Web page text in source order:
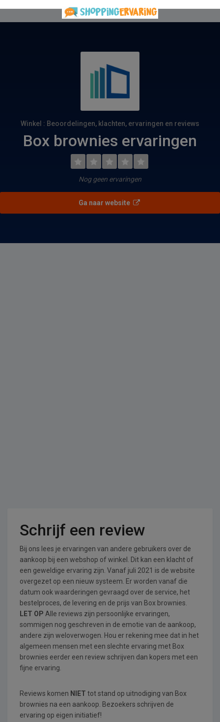
Winkel : Beoordelingen, klachten, ervaringen en reviews
Box brownies ervaringen
Nog geen ervaringen
Ga naar website
Schrijf een review
Bij ons lees je ervaringen van andere gebruikers over de
aankoop bij een webshop of winkel. Dit kan een klacht of
een geweldige ervaring zijn. Vanaf juli 2021 is de website
overgezet op een nieuw systeem. Er worden vanaf die
datum ook waarderingen gevraagd over de service, het
bestelproces, de levering en de prijs van Box brownies.
LET OP Alle reviews zijn persoonlijke ervaringen,
sommigen nog geschreven in de emotie van de aankoop,
andere zijn weloverwogen. Hou er rekening mee dat in het
algemeen mensen met een slechte ervaring met Box
brownies eerder een review schrijven dan kopers met een
fijne ervaring.
Reviews komen NIET tot stand op uitnodiging van Box
brownies na een aankoop. Bezoekers schrijven de
ervaring op eigen initiatief!